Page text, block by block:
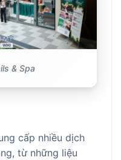
& Spa
cấp nhiều dịch
từ những liệu